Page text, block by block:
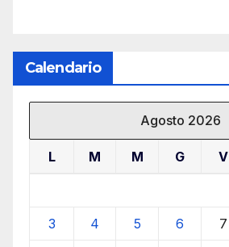
Calendario
Agosto 2026
L M M G V
3 4 5 6 7